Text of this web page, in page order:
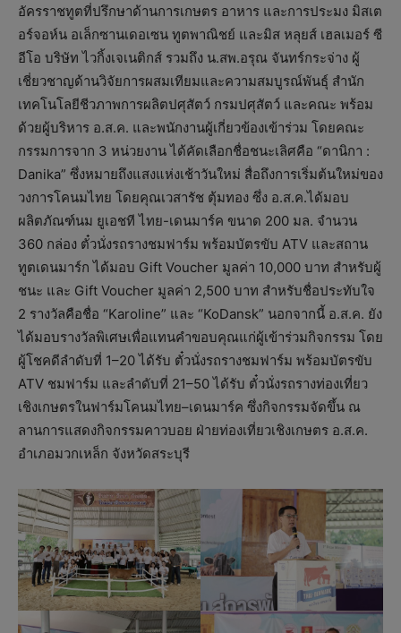
อัครราชทูตที่ปรึกษาด้านการเกษตร อาหาร และการประมง มิสเต
อร์จอห์น อเล็กซานเดอเซน ทูตพาณิชย์ และมิส หลุยส์ เฮลเมอร์ ซี
อีโอ บริษัท ไวกิ้งเจเนติกส์ รวมถึง น.สพ.อรุณ จันทร์กระจ่าง ผู้
เชี่ยวชาญด้านวิจัยการผสมเทียมและความสมบูรณ์พันธุ์ สำนัก
เทคโนโลยีชีวภาพการผลิตปศุสัตว์ กรมปศุสัตว์ และคณะ พร้อม
ด้วยผู้บริหาร อ.ส.ค. และพนักงานผู้เกี่ยวข้องเข้าร่วม โดยคณะ
กรรมการจาก 3 หน่วยงาน ได้คัดเลือกชื่อชนะเลิศคือ “ดานิกา :
Danika” ซึ่งหมายถึงแสงแห่งเช้าวันใหม่ สื่อถึงการเริ่มต้นใหม่ของ
วงการโคนมไทย โดยคุณเวสารัช ตุ้มทอง ซึ่ง อ.ส.ค.ได้มอบ
ผลิตภัณฑ์นม ยูเอชที ไทย-เดนมาร์ค ขนาด 200 มล. จำนวน
360 กล่อง ตั๋วนั่งรถรางชมฟาร์ม พร้อมบัตรขับ ATV และสถาน
ทูตเดนมาร์ก ได้มอบ Gift Voucher มูลค่า 10,000 บาท สำหรับผู้
ชนะ และ Gift Voucher มูลค่า 2,500 บาท สำหรับชื่อประทับใจ
2 รางวัลคือชื่อ “Karoline” และ “KoDansk” นอกจากนี้ อ.ส.ค. ยัง
ได้มอบรางวัลพิเศษเพื่อแทนคำขอบคุณแก่ผู้เข้าร่วมกิจกรรม โดย
ผู้โชคดีลำดับที่ 1–20 ได้รับ ตั๋วนั่งรถรางชมฟาร์ม พร้อมบัตรขับ
ATV ชมฟาร์ม และลำดับที่ 21–50 ได้รับ ตั๋วนั่งรถรางท่องเที่ยว
เชิงเกษตรในฟาร์มโคนมไทย–เดนมาร์ค ซึ่งกิจกรรมจัดขึ้น ณ
ลานการแสดงกิจกรรมคาวบอย ฝ่ายท่องเที่ยวเชิงเกษตร อ.ส.ค.
อำเภอมวกเหล็ก จังหวัดสระบุรี